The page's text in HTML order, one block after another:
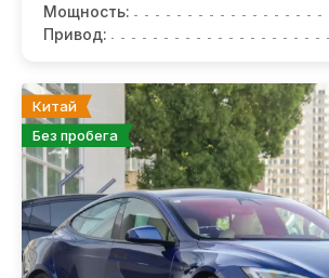
Мощность:
Привод:
Китай
Без пробега